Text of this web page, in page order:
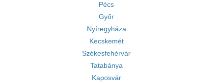
Pécs
Győr
Nyíregyháza
Kecskemét
Székesfehérvár
Tatabánya
Kaposvár